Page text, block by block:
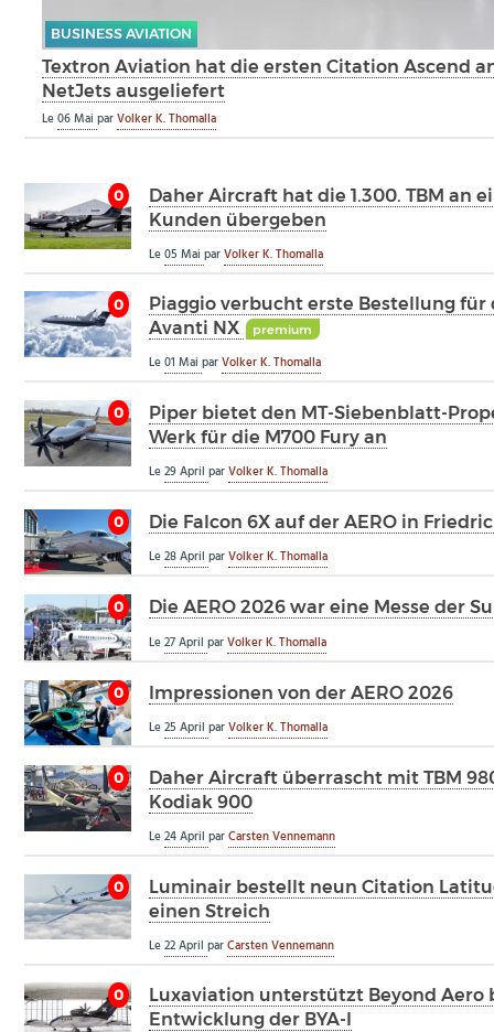
BUSINESS AVIATION
Textron Aviation hat die ersten Citation Ascend
NetJets ausgeliefert
Le06 MaiparVolker K. Thomalla
0
Daher Aircraft hat die 1.300. TBM an
Kunden übergeben
Le05 MaiparVolker K. Thomalla
0
Piaggio verbucht erste Bestellung für
Avanti NX
premium
Le01 MaiparVolker K. Thomalla
0
Piper bietet den MT-Siebenblatt-
Werk für die M700 Fury an
Le29 AprilparVolker K. Thomalla
0 Die Falcon 6X auf der AERO in
Le28 AprilparVolker K. Thomalla
0 Die AERO 2026 war eine Messe der
Le27 AprilparVolker K. Thomalla
0 Impressionen von der AERO 2026
Le25 AprilparVolker K. Thomalla
0
Daher Aircraft überrascht mit TBM
Kodiak 900
Le24 AprilparCarsten Vennemann
0
Luminair bestellt neun Citation
einen Streich
Le22 AprilparCarsten Vennemann
0
Luxaviation unterstützt Beyond Aero
Entwicklung der BYA-I